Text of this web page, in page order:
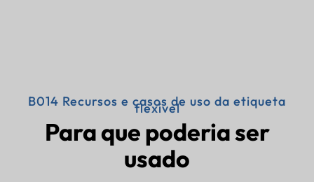
B014 Recursos e casos de uso da etiqueta
flexível
Para que poderia ser
usado